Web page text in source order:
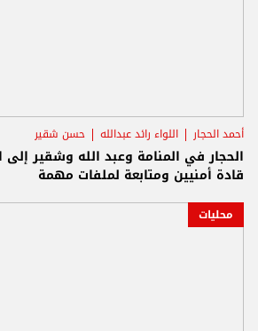
أحمد الحجار اللواء رائد عبدالله حسن شقير
الحجار في المنامة وعبد الله وشقير
قادة أمنيين ومتابعة لملفات مهمة
محليات